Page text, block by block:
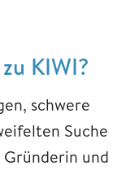
KIWI?
schwere
Suche
Gründerin und